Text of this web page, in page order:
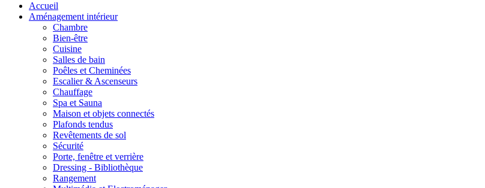
Accueil
Aménagement intérieur
Chambre
Bien-être
Cuisine
Salles de bain
Poêles et Cheminées
Escalier & Ascenseurs
Chauffage
Spa et Sauna
Maison et objets connectés
Plafonds tendus
Revêtements de sol
Sécurité
Porte, fenêtre et verrière
Dressing - Bibliothèque
Rangement